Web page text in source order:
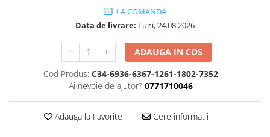
LA COMANDA
Data de livrare: Luni, 24.08.2026
ADAUGA IN COS
Cod Produs: C34-6936-6367-1261-1802-7352
Ai nevoie de ajutor? 0771710046
Adauga la Favorite Cere informatii